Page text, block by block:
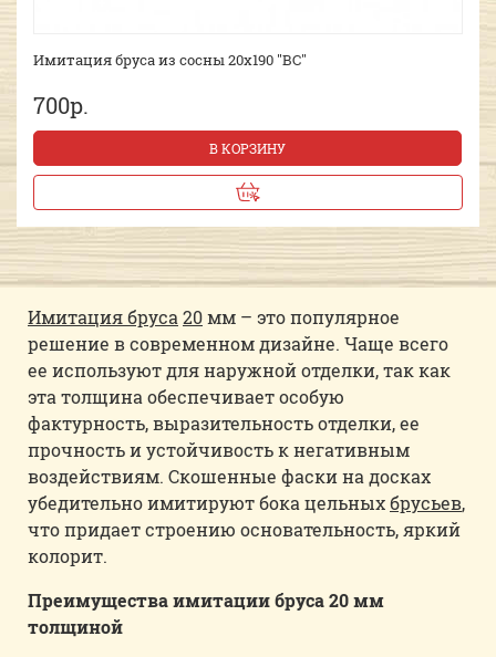
Имитация бруса из сосны 20х190 "ВС"
700р.
В КОРЗИНУ
Имитация бруса 20мм – это популярное
решение в современном дизайне. Чаще всего
ее используют для наружной отделки, так как
эта толщина обеспечивает особую
фактурность, выразительность отделки, ее
прочность и устойчивость к негативным
воздействиям. Скошенные фаски на досках
убедительно имитируют бока цельныхбрусьев,
что придает строению основательность, яркий
колорит.
Преимущества имитации бруса 20 мм
толщиной